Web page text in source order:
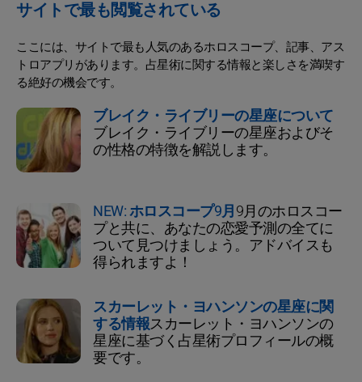
サイトで最も閲覧されている
ここには、サイトで最も人気のあるホロスコープ、記事、アス
トロアプリがあります。占星術に関する情報と楽しさを満喫す
る絶好の機会です。
ブレイク・ライブリーの星座について
ブレイク・ライブリーの星座およびそ
の性格の特徴を解説します。
NEW: ホロスコープ9月9月のホロスコー
プと共に、あなたの恋愛予測の全てに
ついて見つけましょう。アドバイスも
得られますよ！
スカーレット・ヨハンソンの星座に関
する情報スカーレット・ヨハンソンの
星座に基づく占星術プロフィールの概
要です。